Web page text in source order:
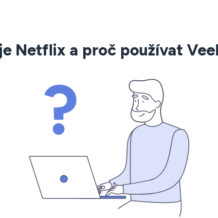
Netflix a proč používat